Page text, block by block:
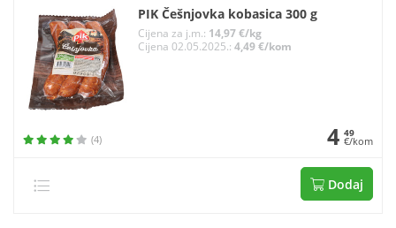
PIK Češnjovka kobasica 300 g
Cijena za j.m.: 14,97 €/kg
Cijena 02.05.2025.: 4,49 €/kom
(4) 4 49
€/kom
Dodaj